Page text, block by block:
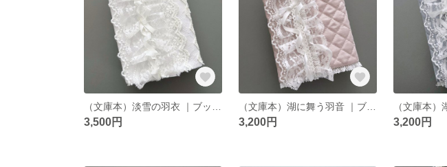
3,500円
（文庫本）湖に舞う羽音 ｜ブックカバー ｜ペールピンク
3,200円 3,200円